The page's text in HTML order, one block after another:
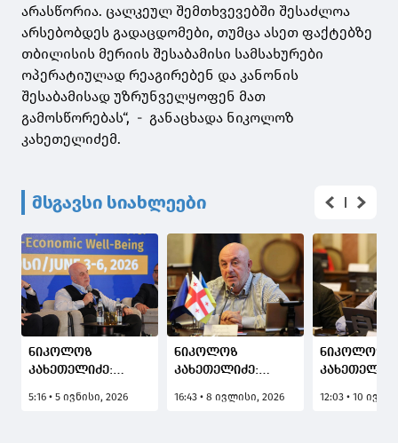
არასწორია. ცალკეულ შემთხვევებში შესაძლოა
არსებობდეს გადაცდომები, თუმცა ასეთ ფაქტებზე
თბილისის მერიის შესაბამისი სამსახურები
ოპერატიულად რეაგირებენ და კანონის
შესაბამისად უზრუნველყოფენ მათ
გამოსწორებას“, - განაცხადა ნიკოლოზ
კახეთელიძემ.
მსგავსი სიახლეები
ნიკოლოზ
კახეთელიძე:
არეალში უნდა
5:16 • 5 ივნისი, 2026
ნიკოლოზ
კახეთელიძე:
ხალხზე არანაირი
16:43 • 8 ივლისი, 2026
ნიკოლოზ
ნალექი, ეს
12:03 • 10